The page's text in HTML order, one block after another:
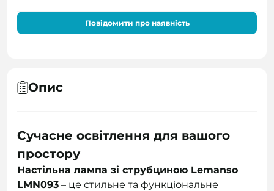
Повідомити про наявність
Опис
Сучасне освітлення для вашого
простору
Настільна лампа зі струбциною Lemanso
LMN093 – це стильне та функціональне